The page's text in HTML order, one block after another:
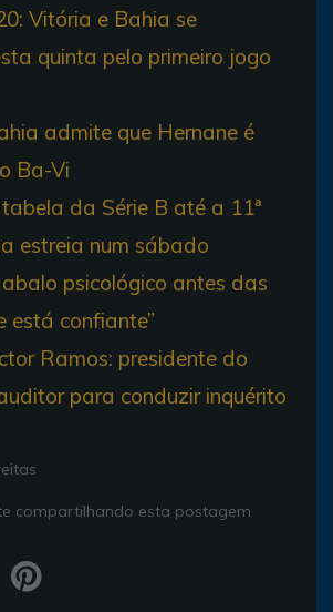
Vitória e Bahia se
quinta pelo primeiro jogo
admite que Hernane é
Ba-Vi
da Série B até a 11ª
estreia num sábado
abalo psicológico antes das
está confiante”
Ramos: presidente do
para conduzir inquérito
compartilhando esta postagem